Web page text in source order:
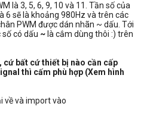
là 3, 5, 6, 9, 10 và 11. Tần số của
6 sẽ là khoảng 980Hz và trên các
PWM được dán nhãn ~ dấu. Tới
có dấu ~ là cắm dùng thôi :) trên
cứ bất cứ thiết bị nào cần cấp
thì cấm phù hợp (Xem hình
về và import vào